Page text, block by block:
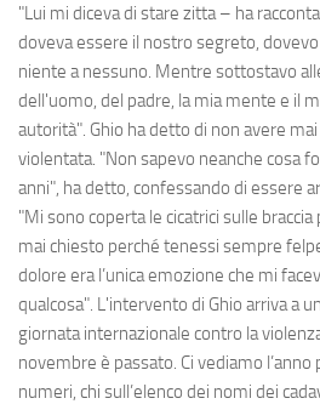
"Lui mi diceva di stare zitta – ha
doveva essere il nostro segreto,
niente a nessuno. Mentre sottostavo
dell'uomo, del padre, la mia mente e il
autorità". Ghio ha detto di non avere
violentata. "Non sapevo neanche cosa
anni", ha detto, confessando di essere
"Mi sono coperta le cicatrici sulle
mai chiesto perché tenessi sempre
dolore era l’unica emozione che mi
qualcosa". L'intervento di Ghio arriva a
giornata internazionale contro la
novembre è passato. Ci vediamo
numeri, chi sull’elenco dei nomi dei